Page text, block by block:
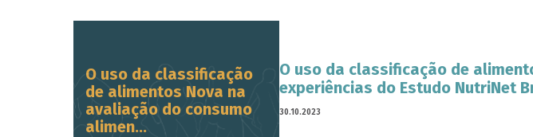
O uso da classificação
de alimentos Nova na
avaliação do consumo
alimen...
O uso da classificação de
experiências do Estudo NutriNet
30.10.2023